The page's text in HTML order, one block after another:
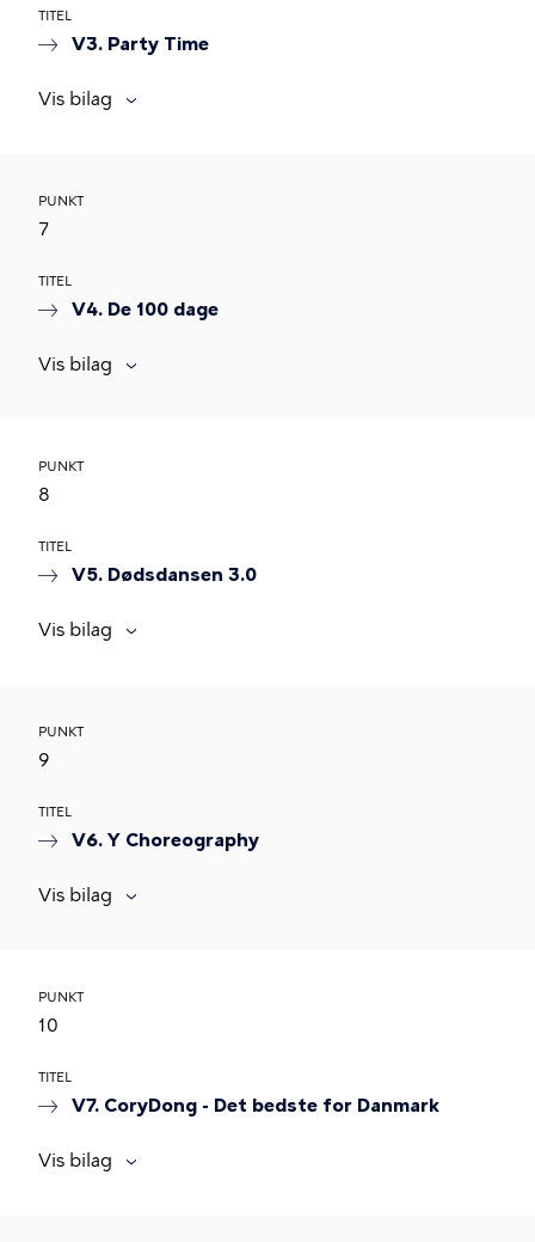
TITEL
V3. Party Time
Vis bilag
PUNKT
7
TITEL
V4. De 100 dage
Vis bilag
PUNKT
8
TITEL
V5. Dødsdansen 3.0
Vis bilag
PUNKT
9
TITEL
V6. Y Choreography
Vis bilag
PUNKT
10
TITEL
V7. CoryDong - Det bedste for Danmark
Vis bilag